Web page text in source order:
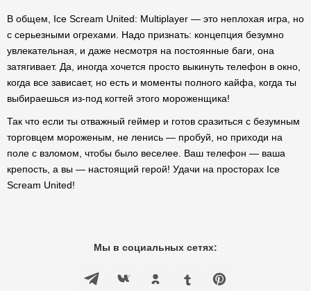
В общем, Ice Scream United: Multiplayer — это неплохая игра, но
с серьезными огрехами. Надо признать: концепция безумно
увлекательная, и даже несмотря на постоянные баги, она
затягивает. Да, иногда хочется просто выкинуть телефон в окно,
когда все зависает, но есть и моменты полного кайфа, когда ты
выбираешься из-под когтей этого мороженщика!
Так что если ты отважный геймер и готов сразиться с безумным
торговцем мороженым, не ленись — пробуй, но приходи на
поле с взломом, чтобы было веселее. Ваш телефон — ваша
крепость, а вы — настоящий герой! Удачи на просторах Ice
Scream United!
Мы в социальных сетях: